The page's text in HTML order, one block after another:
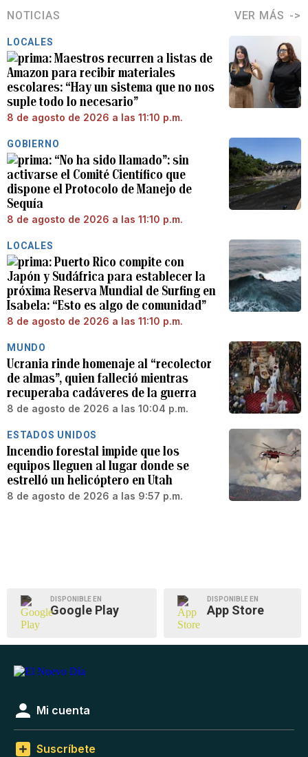
NOTICIAS VER MÁS
LOCALES
Maestros recurren a listas de
Amazon para recibir materiales
escolares: “Hay un sistema que no nos
suple todo lo necesario”
8 de agosto de 2026 a las 11:10 p.m.
GOBIERNO
“No ha sido llamado”: sin
activarse el Comité Científico que
dispone el Protocolo de Manejo de
Sequía
8 de agosto de 2026 a las 11:10 p.m.
LOCALES
Puerto Rico compite con
Japón y Sudáfrica para establecer la
próxima Reserva Mundial de Surfing en
Isabela: “Esto es algo de comunidad”
8 de agosto de 2026 a las 11:10 p.m.
MUNDO
Ucrania rinde homenaje al “recolector
de almas”, quien falleció mientras
recuperaba cadáveres de la guerra
8 de agosto de 2026 a las 10:04 p.m.
ESTADOS UNIDOS
Incendio forestal impide que los
equipos lleguen al lugar donde se
estrelló un helicóptero en Utah
8 de agosto de 2026 a las 9:57 p.m.
DISPONIBLE EN
Google Play
DISPONIBLE EN
App Store
Mi cuenta
Suscríbete